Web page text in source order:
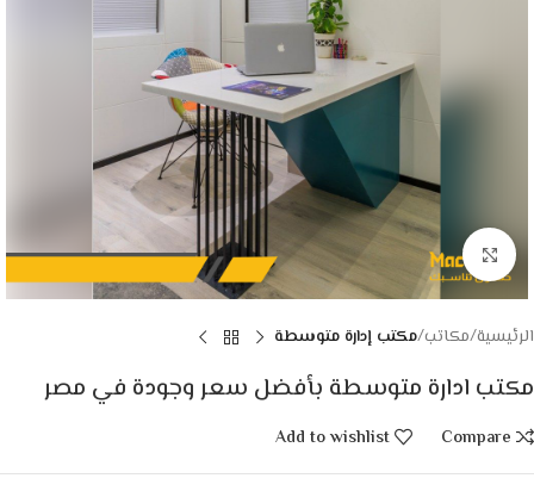
Click to enlarge
الرئيسية مكاتب مكتب إدارة متوسطة
مكتب ادارة متوسطة بأفضل سعر وجودة في مصر
Compare
Add to wishlist